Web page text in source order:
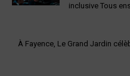
inclusive Tous
À Fayence, Le Grand Jardin